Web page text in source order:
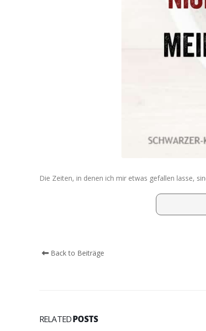
Die Zeiten, in denen ich mir etwas gefallen lasse,
Back to Beiträge
RELATEDPOSTS